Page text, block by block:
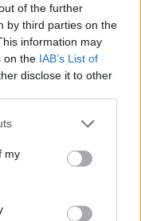
of the further
by third parties on the
information may
on the IAB’s List of
disclose it to other
my
λέει ο Τζέι
«S&M 101: A
σε ζητήματα
εδώ και
των Η.Π.Α.,